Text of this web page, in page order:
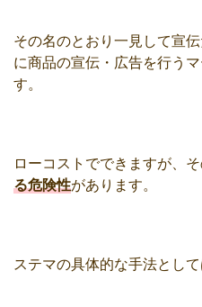
その名のとおり一見して宣
に商品の宣伝・広告を行う
す。
ローコストでできますが、
る危険性があります。
ステマの具体的な手法とし